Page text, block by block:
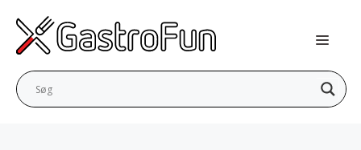
indhold